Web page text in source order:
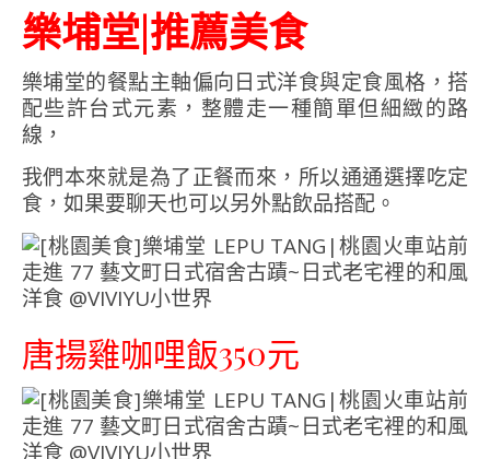
樂埔堂|推薦美食
樂埔堂的餐點主軸偏向日式洋食與定食風格，搭
配些許台式元素，整體走一種簡單但細緻的路
線，
我們本來就是為了正餐而來，所以通通選擇吃定
食，如果要聊天也可以另外點飲品搭配。
唐揚雞咖哩飯350元